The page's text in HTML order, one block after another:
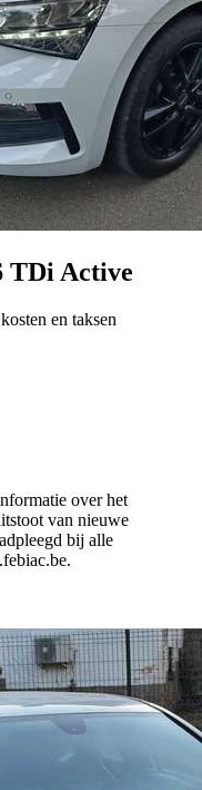
TDi Active
en taksen
over het
van nieuwe
bij alle